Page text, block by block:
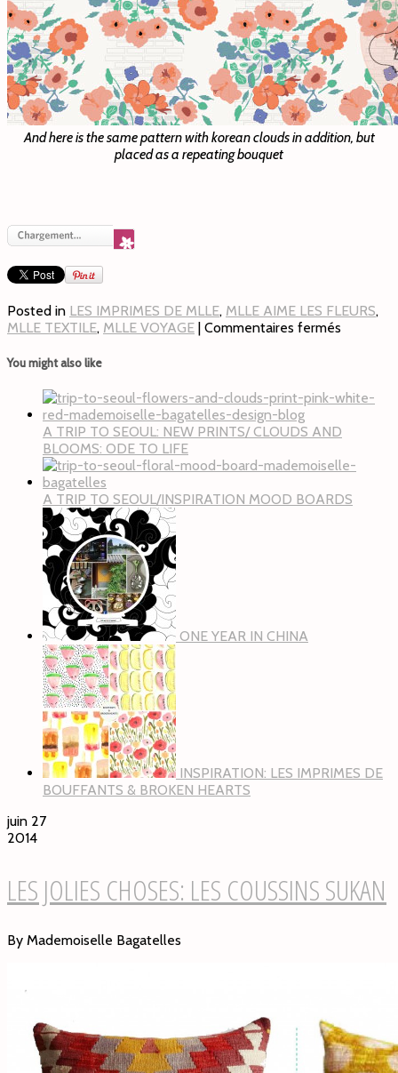
And here is the same pattern with korean clouds in addition, but
placed as a repeating bouquet
Posted in LES IMPRIMES DE MLLE, MLLE AIME LES FLEURS,
MLLE TEXTILE, MLLE VOYAGE | Commentaires fermés
You might also like
A TRIP TO SEOUL: NEW PRINTS/ CLOUDS AND
BLOOMS: ODE TO LIFE
A TRIP TO SEOUL/INSPIRATION MOOD BOARDS
ONE YEAR IN CHINA
INSPIRATION: LES IMPRIMES DE
BOUFFANTS & BROKEN HEARTS
juin 27
2014
LES JOLIES CHOSES: LES COUSSINS SUKAN
By Mademoiselle Bagatelles